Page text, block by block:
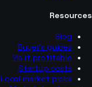
Resources
Blog
Buyer’s guides
Is it profitable?
Startup costs
Local market picks